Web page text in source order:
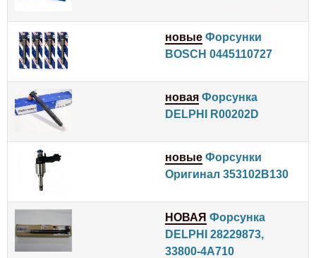
новые Форсунки
BOSCH 0445110727
новая Форсунка
DELPHI R00202D
новые Форсунки
Оригинал 353102B130
НОВАЯ Форсунка
DELPHI 28229873,
33800-4A710